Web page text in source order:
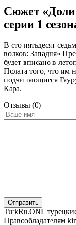
Сюжет
серии 1
В сто пятьдесят
волков: Западня»
будет вписано в
Полата того, что им
подчиняющиеся
Кара.
Отзывы (0)
Отправить
TurkRu.ONL
Правообладателям